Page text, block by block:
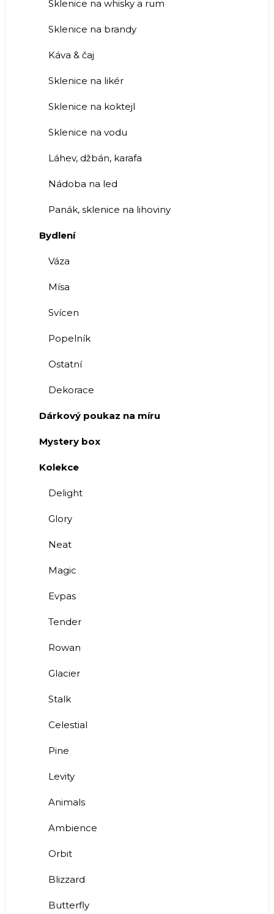
Sklenice na whisky a rum
Sklenice na brandy
Káva & čaj
Sklenice na likér
Sklenice na koktejl
Sklenice na vodu
Láhev, džbán, karafa
Nádoba na led
Panák, sklenice na lihoviny
Bydlení
Váza
Mísa
Svícen
Popelník
Ostatní
Dekorace
Dárkový poukaz na míru
Mystery box
Kolekce
Delight
Glory
Neat
Magic
Evpas
Tender
Rowan
Glacier
Stalk
Celestial
Pine
Levity
Animals
Ambience
Orbit
Blizzard
Butterfly